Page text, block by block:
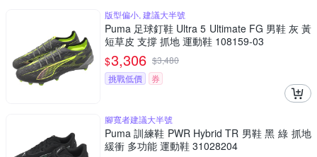
版型偏小, 建議大半號
Puma 足球釘鞋 Ultra 5 Ultimate FG 男鞋 灰 黃
短草皮 支撐 抓地 運動鞋 108159-03
$3,306 $3,480
挑戰低價
券
腳寬者建議大半號
Puma 訓練鞋 PWR Hybrid TR 男鞋 黑 綠 抓地
緩衝 多功能 運動鞋 31028204